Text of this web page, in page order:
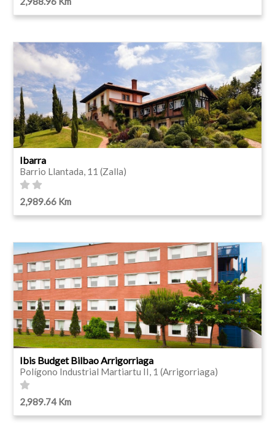
Ibarra
Barrio Llantada, 11 (Zalla)
2,989.66 Km
Ibis Budget Bilbao Arrigorriaga
Polígono Industrial Martiartu II, 1 (Arrigorriaga)
2,989.74 Km